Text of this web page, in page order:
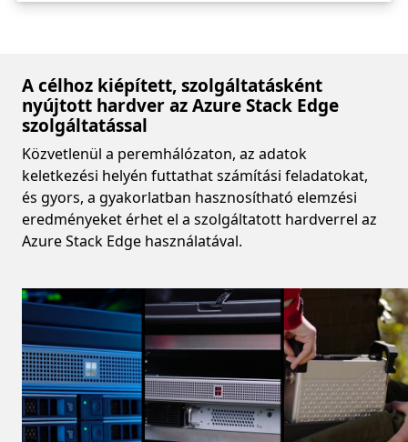
A célhoz kiépített, szolgáltatásként
nyújtott hardver az Azure Stack Edge
szolgáltatással
Közvetlenül a peremhálózaton, az adatok
keletkezési helyén futtathat számítási feladatokat,
és gyors, a gyakorlatban hasznosítható elemzési
eredményeket érhet el a szolgáltatott hardverrel az
Azure Stack Edge használatával.